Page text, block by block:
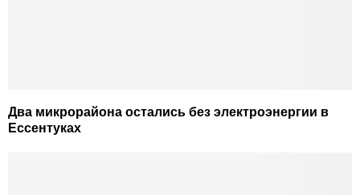
Два микрорайона остались без электроэнергии в
Ессентуках